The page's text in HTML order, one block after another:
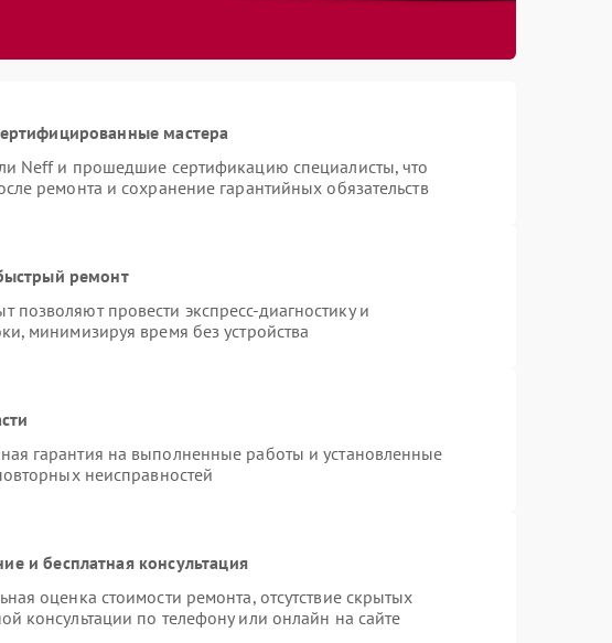
мастера
Neff и прошедшие сертификацию специалисты, что
ремонта и сохранение гарантийных обязательств
ремонт
провести экспресс-диагностику и
минимизируя время без устройства
гарантия на выполненные работы и установленные
неисправностей
и бесплатная консультация
оценка стоимости ремонта, отсутствие скрытых
консультации по телефону или онлайн на сайте